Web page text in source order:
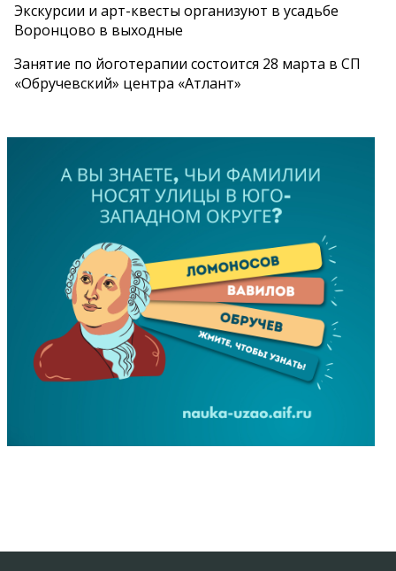
Экскурсии и арт-квесты организуют в усадьбе
Воронцово в выходные
Занятие по йоготерапии состоится 28 марта в СП
«Обручевский» центра «Атлант»